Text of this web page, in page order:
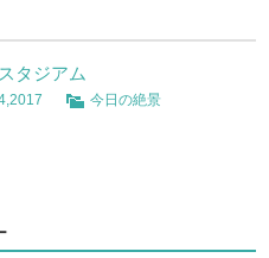
タジアム
今日の絶景